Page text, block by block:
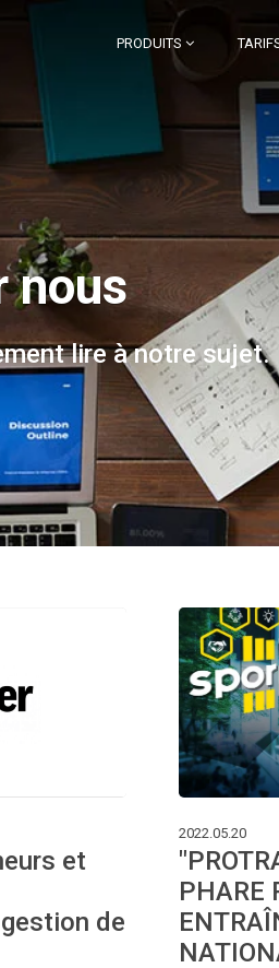
PRODUITS
nous
lire à notre sujet.
et
de
2022.05.20
PHARE